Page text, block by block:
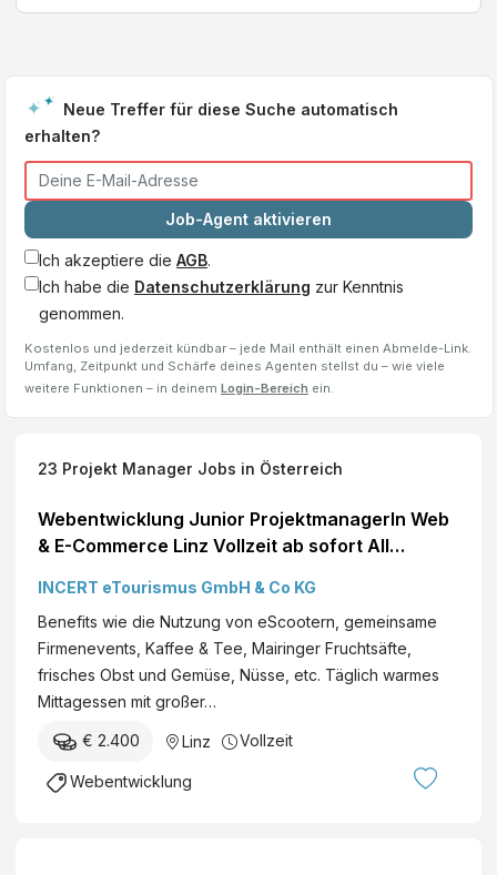
Neue Treffer für diese Suche automatisch
erhalten?
Job-Agent aktivieren
Ich akzeptiere die AGB.
Ich habe die Datenschutzerklärung zur Kenntnis
genommen.
Kostenlos und jederzeit kündbar – jede Mail enthält einen Abmelde-Link.
Umfang, Zeitpunkt und Schärfe deines Agenten stellst du – wie viele
weitere Funktionen – in deinem Login-Bereich ein.
23 Projekt Manager Jobs in Österreich
Webentwicklung Junior ProjektmanagerIn Web
& E-Commerce Linz Vollzeit ab sofort All
INCERT eTourismus GmbH & Co KG
Benefits wie die Nutzung von eScootern, gemeinsame
Firmenevents, Kaffee & Tee, Mairinger Fruchtsäfte,
frisches Obst und Gemüse, Nüsse, etc. Täglich warmes
Mittagessen mit großer…
€ 2.400 Linz Vollzeit
Webentwicklung